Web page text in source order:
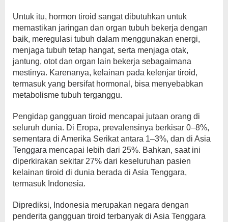
Untuk itu, hormon tiroid sangat dibutuhkan untuk
memastikan jaringan dan organ tubuh bekerja dengan
baik, meregulasi tubuh dalam menggunakan energi,
menjaga tubuh tetap hangat, serta menjaga otak,
jantung, otot dan organ lain bekerja sebagaimana
mestinya. Karenanya, kelainan pada kelenjar tiroid,
termasuk yang bersifat hormonal, bisa menyebabkan
metabolisme tubuh terganggu.
Pengidap gangguan tiroid mencapai jutaan orang di
seluruh dunia. Di Eropa, prevalensinya berkisar 0‒8%,
sementara di Amerika Serikat antara 1‒3%, dan di Asia
Tenggara mencapai lebih dari 25%. Bahkan, saat ini
diperkirakan sekitar 27% dari keseluruhan pasien
kelainan tiroid di dunia berada di Asia Tenggara,
termasuk Indonesia.
Diprediksi, Indonesia merupakan negara dengan
penderita gangguan tiroid terbanyak di Asia Tenggara